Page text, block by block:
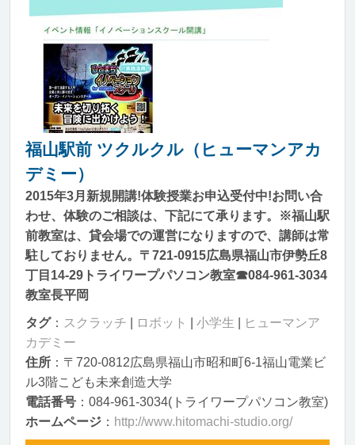
福山駅前 ツクルクル（ヒューマンアカ
デミー）
2015年3月新規開講!体験授業お申込受付中!お問い合
わせ、体験のご相談は、下記にて承ります。※福山駅
前教室は、貸会場での運営になりますので、講師は常
駐しておりません。〒721-0915広島県福山市伊勢丘8
丁目14-29トライワープパソコン教室☎084-961-3034
教室長平岡
タグ： スクラッチ ロボット 小学生
ヒューマンア
カデミー
住所 ：〒720-0812広島県福山市昭和町6-1福山電業ビ
ル3階こども未来創造大学
電話番号 ：084-961-3034(トライワープパソコン教室)
ホームページ ： http://www.hitomachi-studio.org/